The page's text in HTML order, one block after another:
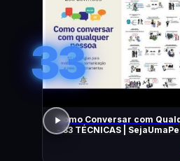
33
Como Conversar com
- 33 TÉCNICAS |